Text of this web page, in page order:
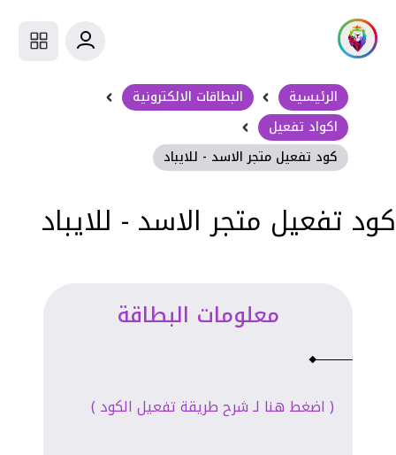
الرئيسية
البطاقات الالكترونية
اكواد تفعيل
كود تفعيل متجر الاسد - للايباد
كود تفعيل متجر الاسد - للايباد
معلومات البطاقة
( اضغط هنا لـ شرح طريقة تفعيل الكود )